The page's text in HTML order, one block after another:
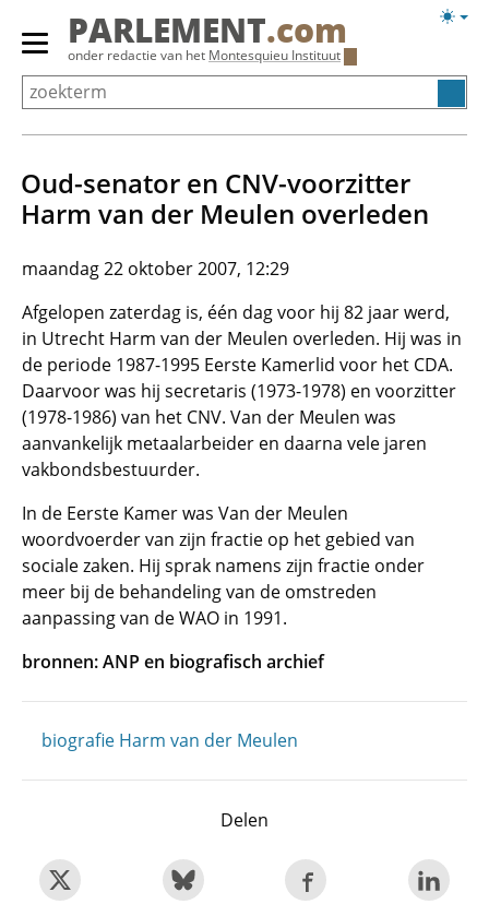
Overslaan
Primair
menu
tonen/verbergen
PARLEMENT.com
onder redactie van het Montesquieu Instituut
Oud-senator en CNV-voorzitter
Harm van der Meulen overleden
maandag 22 oktober 2007, 12:29
Afgelopen zaterdag is, één dag voor hij 82 jaar werd,
in Utrecht Harm van der Meulen overleden. Hij was in
de periode 1987-1995 Eerste Kamerlid voor het CDA.
Daarvoor was hij secretaris (1973-1978) en voorzitter
(1978-1986) van het CNV. Van der Meulen was
aanvankelijk metaalarbeider en daarna vele jaren
vakbondsbestuurder.
In de Eerste Kamer was Van der Meulen
woordvoerder van zijn fractie op het gebied van
sociale zaken. Hij sprak namens zijn fractie onder
meer bij de behandeling van de omstreden
aanpassing van de WAO in 1991.
bronnen: ANP en biografisch archief
biografie Harm van der Meulen
Delen